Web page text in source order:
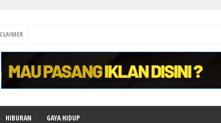
HIBURAN GAYA HIDUP